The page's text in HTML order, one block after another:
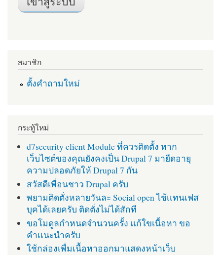
สมาชิก
ตั้งคำถามใหม่
กระทู้ใหม่
d7security client Module ที่ควรติดตั้ง หาก
เว็บไซต์ของคุณยังคงเป็น Drupal 7 มายืดอายุ
ความปลอดภัยให้ Drupal 7 กัน
สวัสดีเพื่อนชาว Drupal ครับ
พยามติดตั่งหลายวันละ Social open ไช้เเทนเฟส
บุคได้เลยครับ ติดตั่งไม่ได้สักที
ขอโมดูลกำหนดจำนวนครั้ง เเก้ใขเนื้อหา ขอ
คำเเนะนำครับ
ใช้กล่องเพื่มเนื้อหาออกมาแสดงหน้าเว็บ